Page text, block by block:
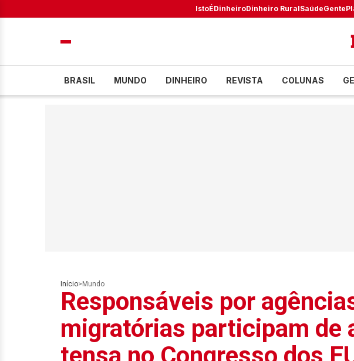
IstoÉDinheiroDinheiro RuralSaúdeGente
BRASIL MUNDO DINHEIRO REVISTA COLUNAS
Início> Mundo
Responsáveis por
migratórias participam de